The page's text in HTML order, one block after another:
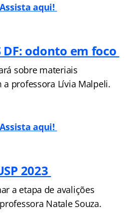
Assista aqui!
DF: odonto em foco
sobre materiais
professora Lívia Malpeli.
Assista aqui!
2023
a etapa de avalições
Natale Souza.